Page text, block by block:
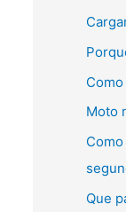
Moto
Que